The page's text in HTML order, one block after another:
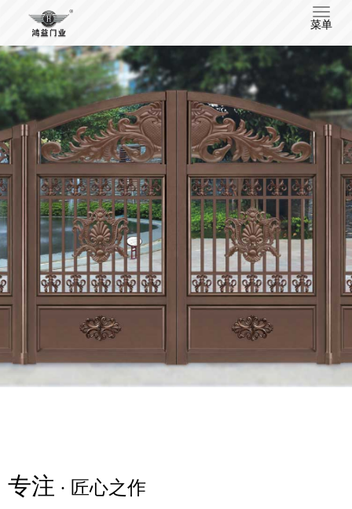
T
o
g
l
n
a
v
菜单
专注 · 匠心之作
精粹 · 高定之美
专注 · 匠心之作